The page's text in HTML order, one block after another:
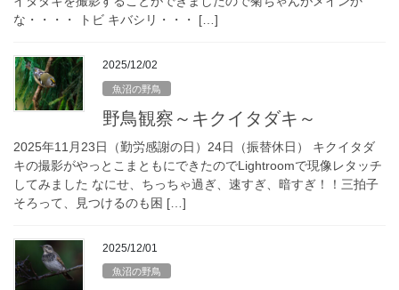
な・・・・ トビ キバシリ・・・ […]
2025/12/02
魚沼の野鳥
野鳥観察～キクイタダキ～
2025年11月23日（勤労感謝の日）24日（振替休日） キクイタダ
キの撮影がやっとこまともにできたのでLightroomで現像レタッチ
してみました なにせ、ちっちゃ過ぎ、速すぎ、暗すぎ！！三拍子
そろって、見つけるのも困 […]
2025/12/01
魚沼の野鳥